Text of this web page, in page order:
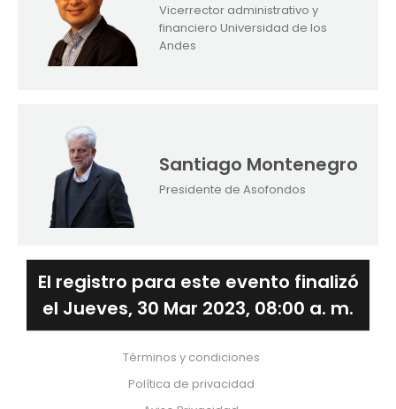
Vicerrector administrativo y
financiero Universidad de los
Andes
Santiago Montenegro
Presidente de Asofondos
El registro para este evento finalizó
el Jueves, 30 Mar 2023, 08:00 a. m.
Términos y condiciones
Política de privacidad